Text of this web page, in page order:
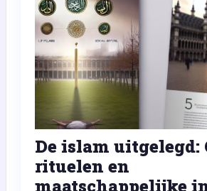
De islam uitgelegd:
rituelen en
maatschappelijke